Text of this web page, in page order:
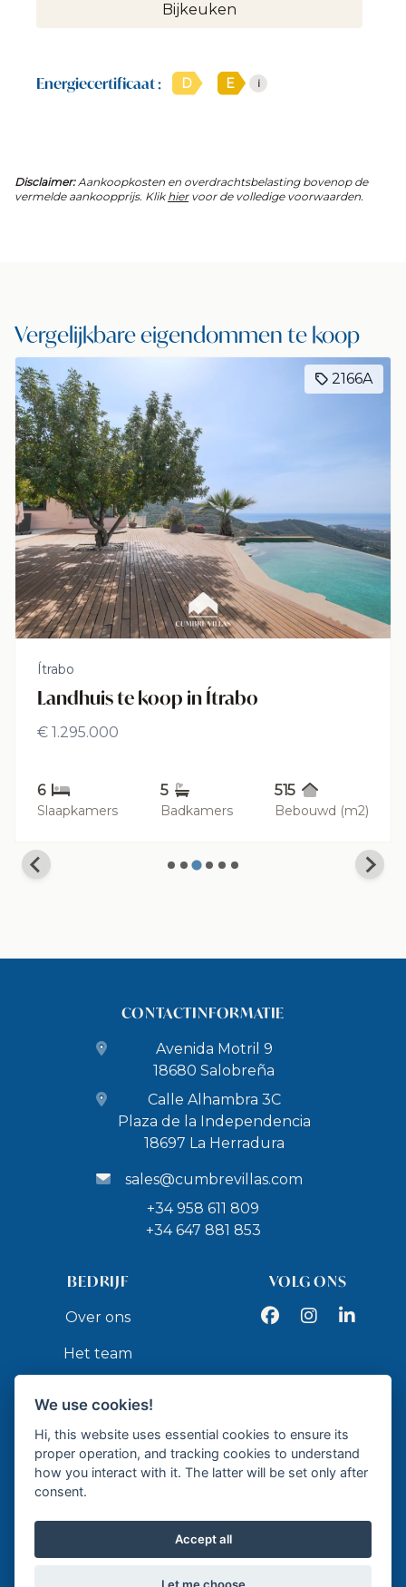
Bijkeuken
Energiecertificaat : D E i
Disclaimer: Aankoopkosten en overdrachtsbelasting bovenop de
vermelde aankoopprijs. Klik hiervoor de volledige voorwaarden.
Vergelijkbare eigendommen te koop
2166A
Ítrabo
Landhuis te koop in Ítrabo
€ 1.295.000
6
Slaapkamers
5
Badkamers
515
Bebouwd (m2)
CONTACTINFORMATIE
Avenida Motril 9
18680 Salobreña
Calle Alhambra 3C
Plaza de la Independencia
18697 La Herradura
sales@cumbrevillas.com
+34 958 611 809
+34 647 881 853
BEDRIJF
Over ons
Het team
Contact
VOLG ONS
FacebookInstagramLinkedIn
Erkend makelaar - API GR337
We use cookies!
Hi, this website uses essential cookies to ensure its
proper operation, and tracking cookies to understand
how you interact with it. The latter will be set only after
consent.
Accept all
Let me choose